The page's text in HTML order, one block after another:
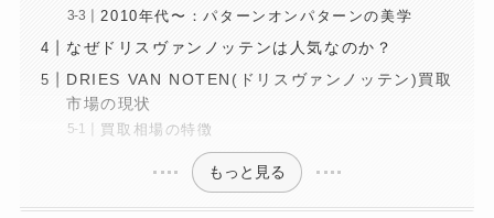
2010年代〜：パターンオンパターンの美学
なぜドリスヴァンノッテンは人気なのか？
DRIES VAN NOTEN(ドリスヴァンノッテン)買取
市場の現状
買取相場の特徴
もっと見る